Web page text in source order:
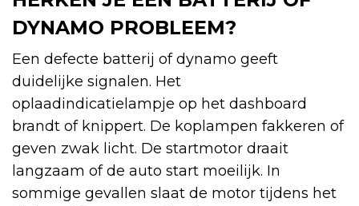
DYNAMO PROBLEEM?
Een defecte batterij of dynamo geeft
duidelijke signalen. Het
oplaadindicatielampje op het dashboard
brandt of knippert. De koplampen fakkeren of
geven zwak licht. De startmotor draait
langzaam of de auto start moeilijk. In
sommige gevallen slaat de motor tijdens het